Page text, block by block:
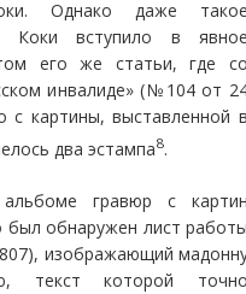
Однако даже
Коки вступило в
его же статьи, где
инвалиде» (№104 от
с картины, выставленной
два эстампа8.
гравюр с
был обнаружен лист
изображающий
текст которой